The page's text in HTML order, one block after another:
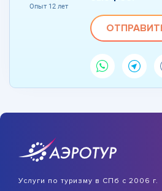
Опыт 12 лет
Услуги по туризму в СПб с 2006 г.